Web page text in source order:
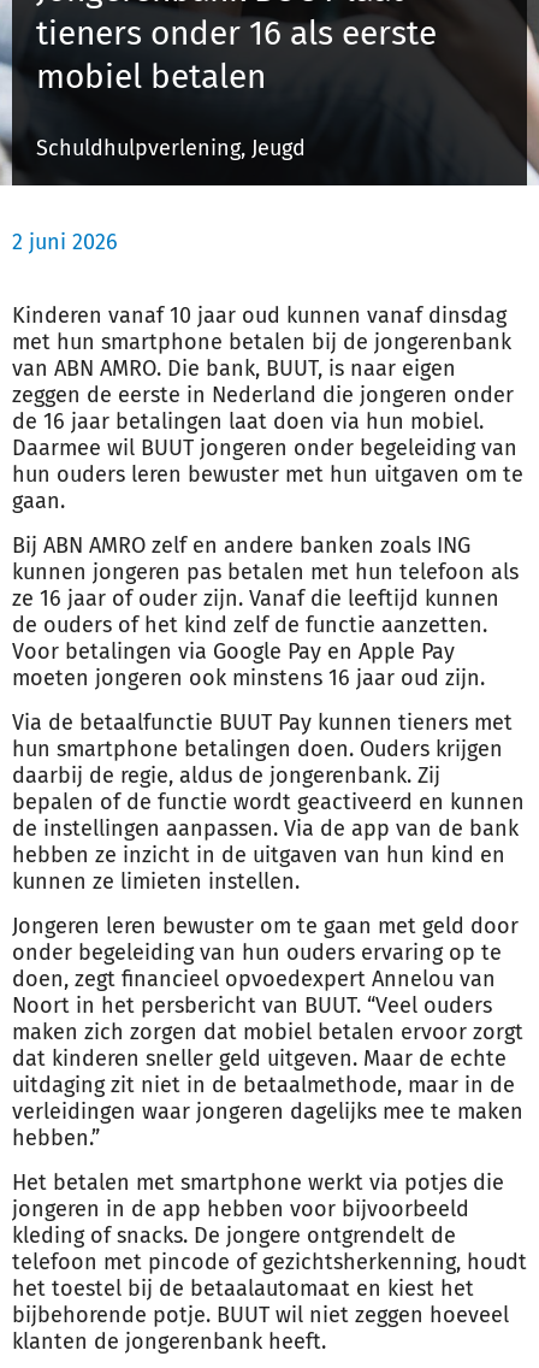
Inloggen
Registreren
tieners onder 16 als eerste
mobiel betalen
Schuldhulpverlening, Jeugd
2 juni 2026
Kinderen vanaf 10 jaar oud kunnen vanaf dinsdag
met hun smartphone betalen bij de jongerenbank
van ABN AMRO. Die bank, BUUT, is naar eigen
zeggen de eerste in Nederland die jongeren onder
de 16 jaar betalingen laat doen via hun mobiel.
Daarmee wil BUUT jongeren onder begeleidingvan
hun ouders leren bewuster met hun uitgaven om te
gaan.
Bij ABN AMRO zelf en andere banken zoals ING
kunnen jongeren pas betalen met hun telefoon als
ze 16 jaar of ouder zijn. Vanaf die leeftijd kunnen
de ouders of het kind zelf de functie aanzetten.
Voor betalingen via Google Pay en Apple Pay
moeten jongeren ook minstens 16 jaar oud zijn.
Via de betaalfunctie BUUT Pay kunnen tieners met
hun smartphone betalingen doen. Ouders krijgen
daarbij de regie, aldus de jongerenbank. Zij
bepalen of de functie wordt geactiveerd en kunnen
de instellingen aanpassen. Via de app van de bank
hebben ze inzicht in de uitgaven van hun kind en
kunnen ze limieten instellen.
Jongeren leren bewuster om te gaan met geld door
onder begeleidingvan hun ouders ervaring op te
doen, zegt financieel opvoedexpert Annelou van
Noort in het persbericht van BUUT. “Veel ouders
maken zich zorgen dat mobiel betalen ervoor zorgt
dat kinderen sneller geld uitgeven. Maar de echte
uitdaging zit niet in de betaalmethode, maar in de
verleidingen waar jongeren dagelijks mee te maken
hebben.”
Het betalen met smartphone werkt via potjes die
jongeren in de app hebben voor bijvoorbeeld
kleding of snacks. De jongere ontgrendelt de
telefoon met pincode of gezichtsherkenning, houdt
het toestel bij de betaalautomaat en kiest het
bijbehorende potje. BUUT wil niet zeggen hoeveel
klanten de jongerenbank heeft.